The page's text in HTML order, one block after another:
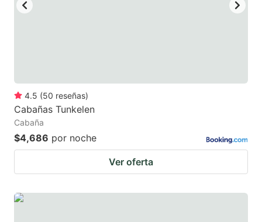
keyboard
shortcuts
for
changing
dates.
keyboard
dates.
4.5 (50 reseñas)
Cabañas Tunkelen
Cabaña
$4,686 por noche
Ver oferta